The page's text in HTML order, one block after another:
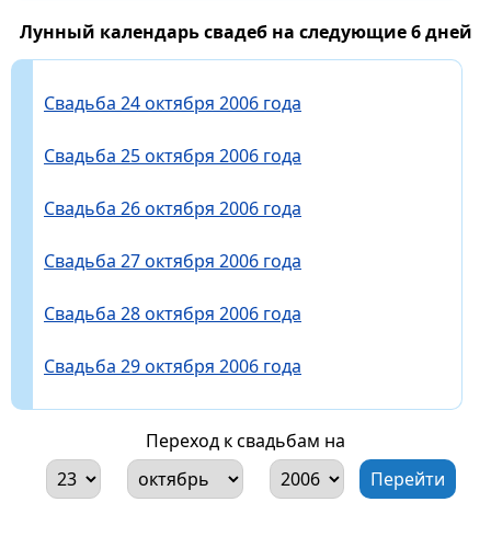
Лунный календарь свадеб на следующие 6 дней
Свадьба 24 октября 2006 года
Свадьба 25 октября 2006 года
Свадьба 26 октября 2006 года
Свадьба 27 октября 2006 года
Свадьба 28 октября 2006 года
Свадьба 29 октября 2006 года
Переход к свадьбам на